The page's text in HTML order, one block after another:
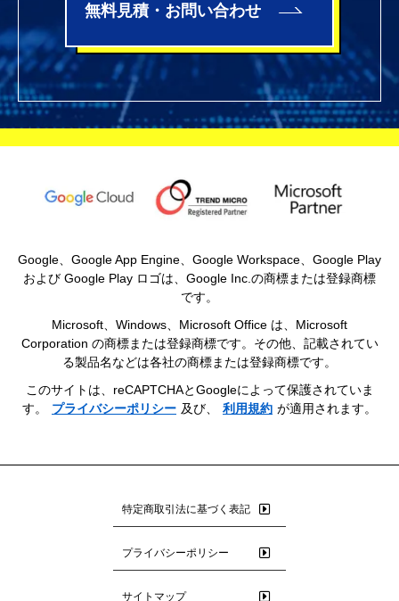
無料見積・お問い合わせ
Google、Google App Engine、Google Workspace、Google Play
および Google Play ロゴは、Google Inc.の商標または登録商標
です。
Microsoft、Windows、Microsoft Office は、Microsoft
Corporation の商標または登録商標です。その他、記載されてい
る製品名などは各社の商標または登録商標です。
このサイトは、reCAPTCHAとGoogleによって保護されていま
す。
プライバシーポリシー 及び、 利用規約 が適用されます。
特定商取引法に基づく表記
プライバシーポリシー
サイトマップ